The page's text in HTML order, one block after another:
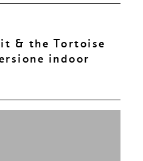
& the Tortoise
indoor